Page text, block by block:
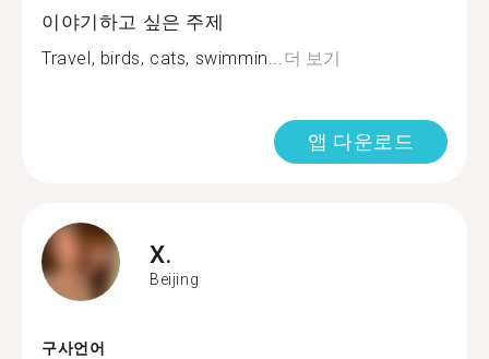
이야기하고 싶은 주제
Travel, birds, cats, swimmin...더 보기
앱 다운로드
X.
Beijing
구사언어